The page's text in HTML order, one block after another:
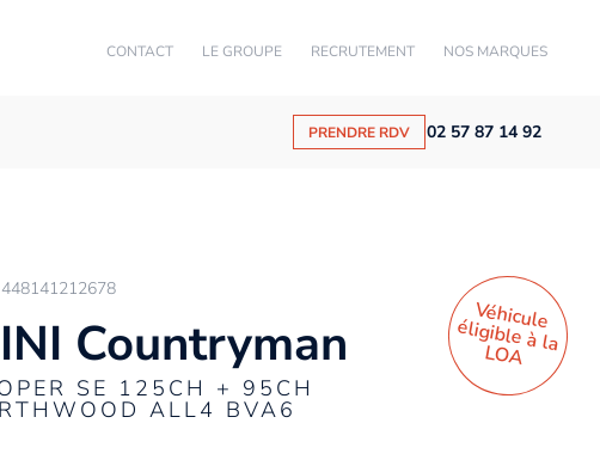
CONTACT LE GROUPE RECRUTEMENT NOS MARQUES
PRENDRE RDV 02 57 87 14 92
448141212678
Countryman
SE 125CH + 95CH
ALL4 BVA6
Véhicule
éligible à la
LO
A